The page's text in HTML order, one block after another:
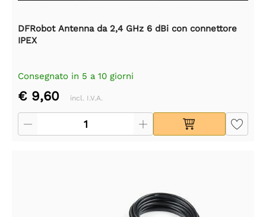
DFRobot Antenna da 2,4 GHz 6 dBi con connettore
IPEX
Consegnato in 5 a 10 giorni
€ 9,60 incl. I.V.A.